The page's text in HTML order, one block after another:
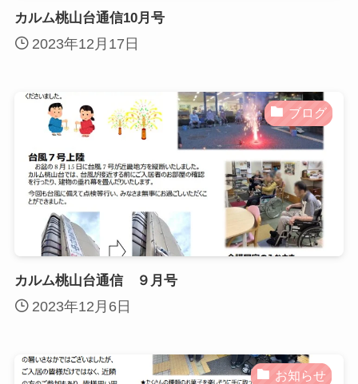
カルム桃山台通信10月号
2023年12月17日
ブログ
カルム桃山台通信 ９月号
2023年12月6日
お知らせ